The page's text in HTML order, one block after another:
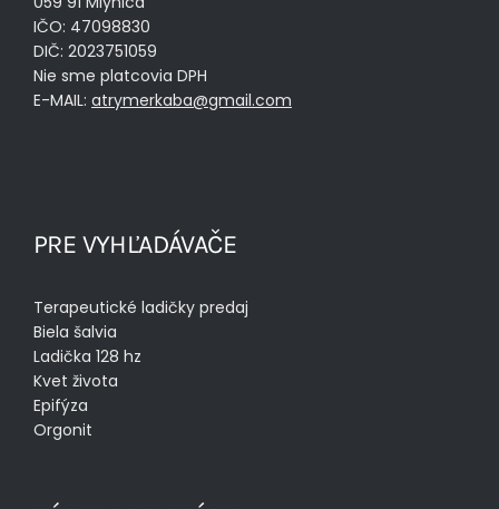
IČO: 47098830
DIČ: 2023751059
Nie sme platcovia DPH
E-MAIL: atrymerkaba@gmail.com
PRE VYHĽADÁVAČE
Terapeutické ladičky predaj
Biela šalvia
Ladička 128 hz
Kvet života
Epifýza
Orgonit